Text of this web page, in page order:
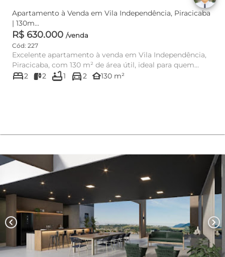
Apartamento à Venda em Vila Independência, Piracicaba
| 130m...
R$ 630.000 /venda
Cód: 227
Excelente apartamento à venda em Vila Independência,
Piracicaba, com 130 m² de área útil, ideal para quem
busca confort...
bed2 2 bathtub1 directions_car2 other_houses130 m²
chevron_left chevron_right